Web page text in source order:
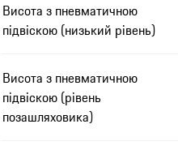
Висота з пневматичною
підвіскою (низький рівень)
Висота з пневматичною
підвіскою (рівень
позашляховика)